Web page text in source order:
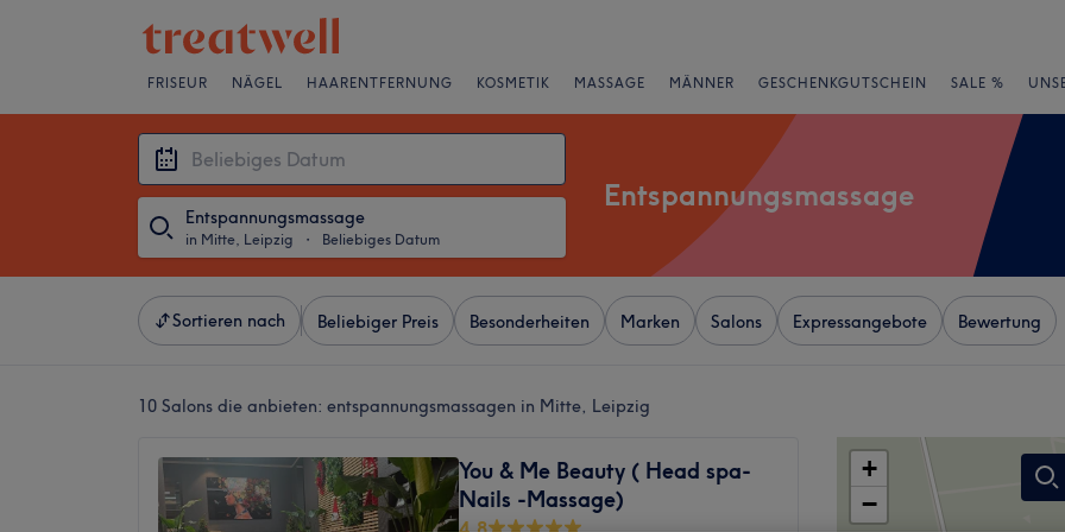
FRISEUR NÄGEL HAARENTFERNUNG KOSMETIK MASSAGE MÄNNER GESCHENKGUTSCHEIN SALE %
Entspannungsmassage
in Mitte, Leipzig ・ Beliebiges Datum
Entspannungsmassage
Sortieren nach Beliebiger Preis Besonderheiten Marken Salons Expressangebote Bewertung
10 Salons die anbieten: entspannungsmassagen in Mitte, Leipzig
You & Me Beauty ( Head spa-
Nails -Massage)
+
−